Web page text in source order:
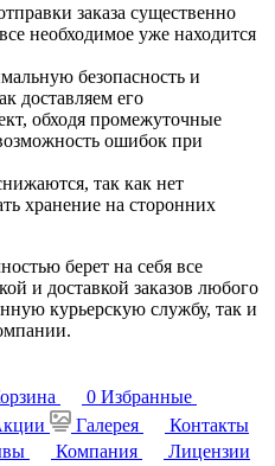
заказа существенно
необходимое уже находится
безопасность и
доставляем его
обходя промежуточные
ошибок при
так как нет
хранение на сторонних
берет на себя все
и доставкой заказов любого
курьерскую службу, так и
0 Избранные
Галерея
Контакты
Компания
Лицензии